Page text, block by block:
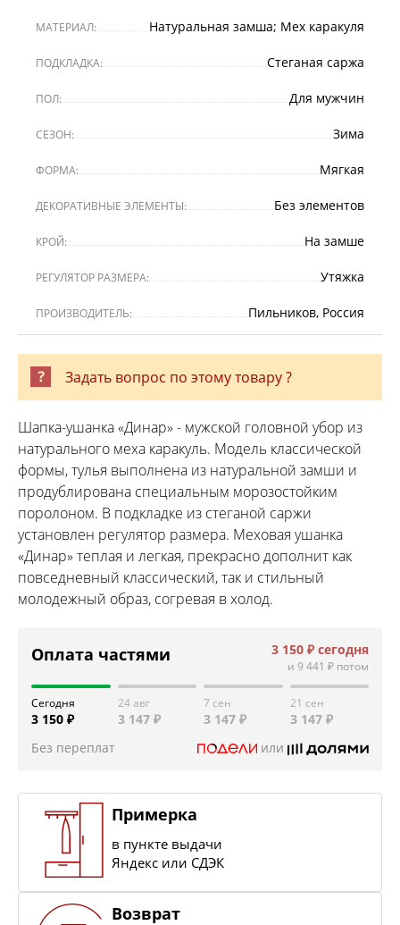
МАТЕРИАЛ: Натуральная замша; Мех каракуля
ПОДКЛАДКА: Стеганая саржа
ПОЛ: Для мужчин
СЕЗОН: Зима
ФОРМА: Мягкая
ДЕКОРАТИВНЫЕ ЭЛЕМЕНТЫ: Без элементов
КРОЙ: На замше
РЕГУЛЯТОР РАЗМЕРА: Утяжка
ПРОИЗВОДИТЕЛЬ: Пильников, Россия
Задать вопрос по этому товару ?
Шапка-ушанка «Динар» - мужской головной убор из
натурального меха каракуль. Модель классической
формы, тулья выполнена из натуральной замши и
продублирована специальным морозостойким
поролоном. В подкладке из стеганой саржи
установлен регулятор размера. Меховая ушанка
«Динар» теплая и легкая, прекрасно дополнит как
повседневный классический, так и стильный
молодежный образ, согревая в холод.
Оплата частями 3 150 ₽ сегодня
и 9 441 ₽ потом
Сегодня
3 150 ₽
24 авг
3 147 ₽
7 сен
3 147 ₽
21 сен
3 147 ₽
Без переплат
или
Примерка
в пункте выдачи
Яндекс или СДЭК
Возврат